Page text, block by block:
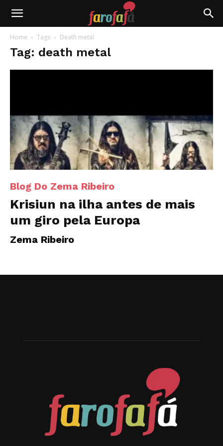
Farofafá
Home Tags Death metal
Tag: death metal
Blog Do Zema Ribeiro
Krisiun na ilha antes de mais
um giro pela Europa
Zema Ribeiro